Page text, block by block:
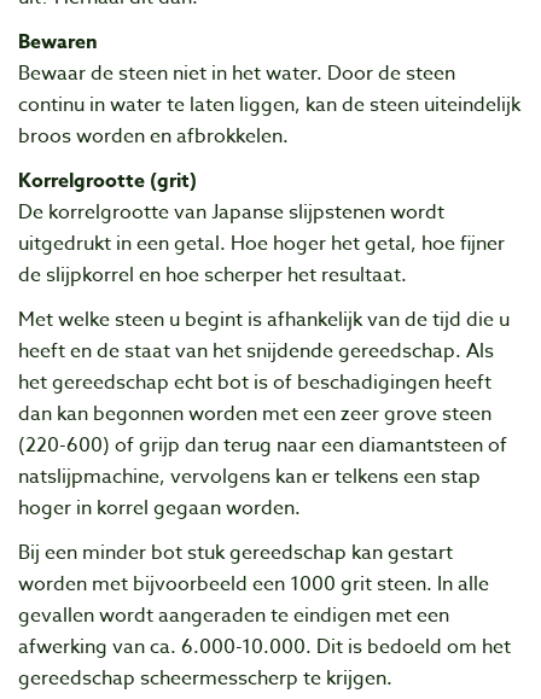
Bewaren
Bewaar de steen niet in het water. Door de steen
continu in water te laten liggen, kan de steen uiteindelijk
broos worden en afbrokkelen.
Korrelgrootte (grit)
De korrelgrootte van Japanse slijpstenen wordt
uitgedrukt in een getal. Hoe hoger het getal, hoe fijner
de slijpkorrel en hoe scherper het resultaat.
Met welke steen u begint is afhankelijk van de tijd die u
heeft en de staat van het snijdende gereedschap. Als
het gereedschap echt bot is of beschadigingen heeft
dan kan begonnen worden met een zeer grove steen
(220-600) of grijp dan terug naar een diamantsteen of
natslijpmachine, vervolgens kan er telkens een stap
hoger in korrel gegaan worden.
Bij een minder bot stuk gereedschap kan gestart
worden met bijvoorbeeld een 1000 grit steen. In alle
gevallen wordt aangeraden te eindigen met een
afwerking van ca. 6.000-10.000. Dit is bedoeld om het
gereedschap scheermesscherp te krijgen.